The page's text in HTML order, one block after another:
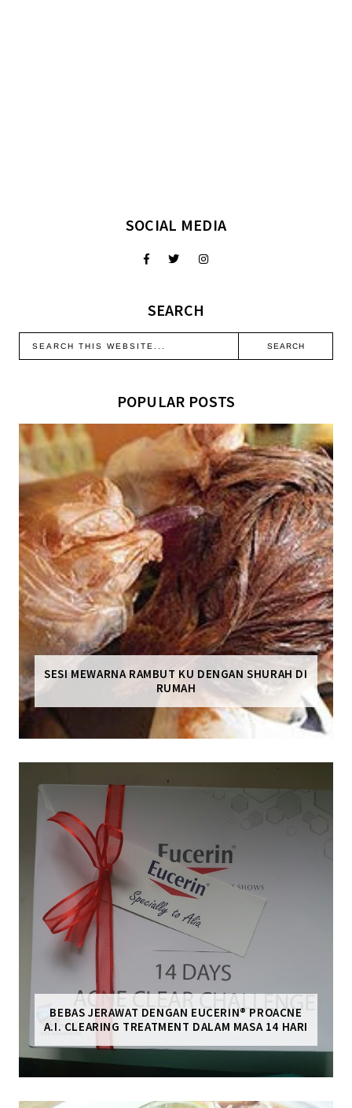
SOCIAL MEDIA
SEARCH
POPULAR POSTS
SESI MEWARNA RAMBUT KU DENGAN SHURAH DI
RUMAH
BEBAS JERAWAT DENGAN EUCERIN® PROACNE
A.I. CLEARING TREATMENT DALAM MASA 14 HARI